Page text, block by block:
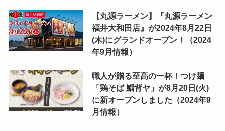
【丸源ラーメン】『丸源ラーメン
福井大和田店』が2024年8月22日
(木)にグランドオープン！（2024
年9月情報）
職人が贈る至高の一杯！つけ麺
「鶏そば 鯔背ヤ」が8月20日(火)
に新オープンしました（2024年9
月情報）